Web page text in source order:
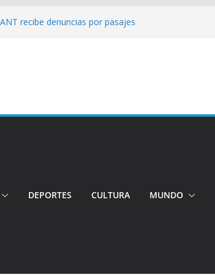
recibe denuncias por pasajes
Dos jóvenes quiteños desaparecen
irregulares fueron detectados en el
DEPORTES CULTURA MUNDO